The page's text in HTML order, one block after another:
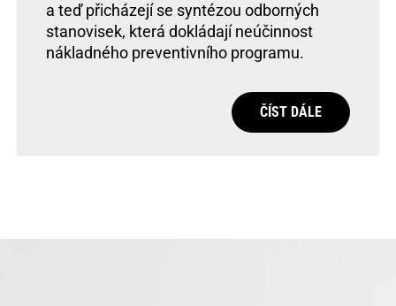
a teď přicházejí se syntézou odborných
stanovisek, která dokládají neúčinnost
nákladného preventivního programu.
ČÍST DÁLE